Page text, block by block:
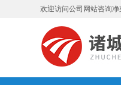
欢迎访问公司网站咨询